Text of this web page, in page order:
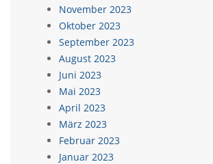
November 2023
Oktober 2023
September 2023
August 2023
Juni 2023
Mai 2023
April 2023
März 2023
Februar 2023
Januar 2023